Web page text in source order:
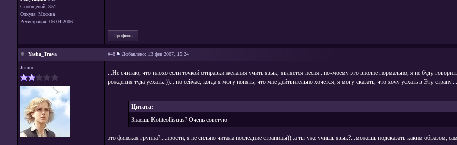
Сообщений: 351
Откуда: Москва
Регистрация: 06.04.2006
Профиль
Yasha_Trava
Junior
#48 Добавлено: 13 фев 2007, 15:24
...Не считаю, что плохо если точкой отправки желания учить язык, является песня...по-моему это вполне нормально, я не буду
рождения туда уехать..))....но сейчас, когда я могу понять, что мне дейтвительно хочется, я могу сказать, что хочу уехать в Эту
...
Цитата:
Знаешь Kotiteollisuus? Очень советую
это финская группа?....прости, я не сильно читала последние страницы))..а ты уже учишь язык?...можешь подсказать каким образом,